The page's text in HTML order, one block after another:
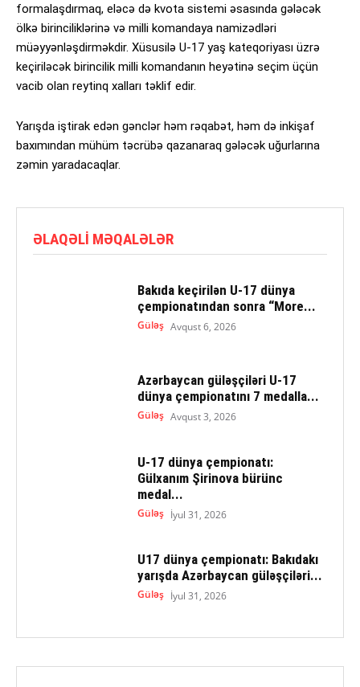
formalaşdırmaq, eləcə də kvota sistemi əsasında gələcək
ölkə birinciliklərinə və milli komandaya namizədləri
müəyyənləşdirməkdir. Xüsusilə U-17 yaş kateqoriyası üzrə
keçiriləcək birincilik milli komandanın heyətinə seçim üçün
vacib olan reytinq xalları təklif edir.
Yarışda iştirak edən gənclər həm rəqabət, həm də inkişaf
baxımından mühüm təcrübə qazanaraq gələcək uğurlarına
zəmin yaradacaqlar.
ƏLAQƏLI MƏQALƏLƏR
Bakıda keçirilən U-17 dünya
çempionatından sonra “More...
Güləş Avqust 6, 2026
Azərbaycan güləşçiləri U-17
dünya çempionatını 7 medalla...
Güləş Avqust 3, 2026
U-17 dünya çempionatı:
Gülxanım Şirinova bürünc
medal...
Güləş İyul 31, 2026
U17 dünya çempionatı: Bakıdakı
yarışda Azərbaycan güləşçiləri...
Güləş İyul 31, 2026